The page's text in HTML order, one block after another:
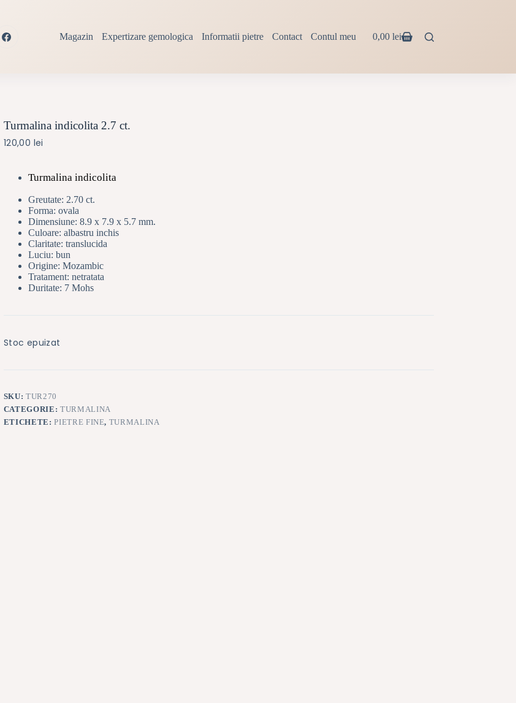
Magazin Expertizare gemologica Informatii pietre Contact Contul meu
Coș
0,00 lei
Turmalina indicolita 2.7 ct.
120,00 lei
Turmalina indicolita
Greutate: 2.70 ct.
Forma: ovala
Dimensiune: 8.9 x 7.9 x 5.7 mm.
Culoare: albastru inchis
Claritate: translucida
Luciu: bun
Origine: Mozambic
Tratament: netratata
Duritate: 7 Mohs
Stoc epuizat
SKU:TUR270
CATEGORIE: TURMALINA
ETICHETE:PIETRE FINE, TURMALINA